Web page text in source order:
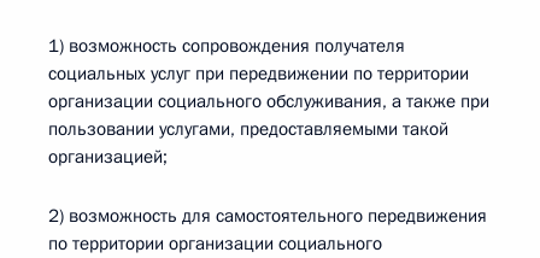
1) возможность сопровождения получателя
социальных услуг при передвижении по территории
организации социального обслуживания, а также при
пользовании услугами, предоставляемыми такой
организацией;
2) возможность для самостоятельного передвижения
по территории организации социального